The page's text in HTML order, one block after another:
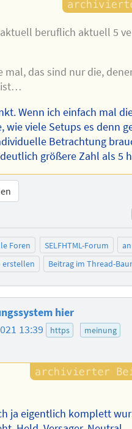
beruflich aktuell 5
mal, das sind nur die,
Wenn ich einfach mal
wie viele Setups es denn
Betrachtung
größere Zahl als 5
Foren SELFHTML-Forum
erstellen
Beitrag im Thread-
hier
13:39 https meinung
ja eigentlich komplett